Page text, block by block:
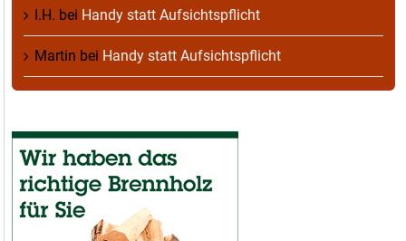
I.H. bei Handy statt Aufsichtspflicht
Martin bei Handy statt Aufsichtspflicht